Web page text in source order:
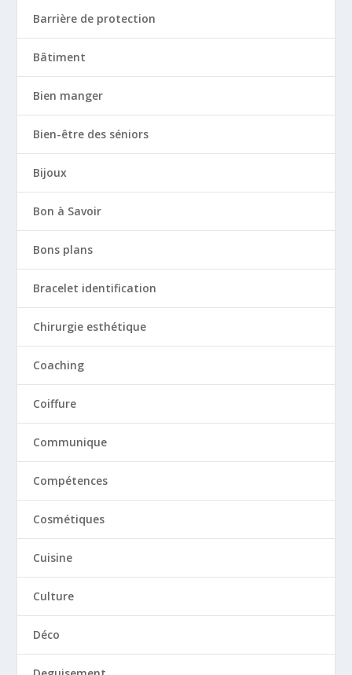
Barrière de protection
Bâtiment
Bien manger
Bien-être des séniors
Bijoux
Bon à Savoir
Bons plans
Bracelet identification
Chirurgie esthétique
Coaching
Coiffure
Communique
Compétences
Cosmétiques
Cuisine
Culture
Déco